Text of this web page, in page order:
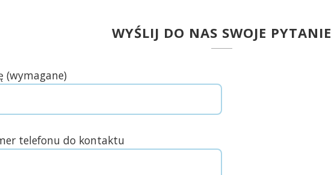
WYŚLIJ DO NAS SWOJE PYTANIE
(wymagane)
telefonu do kontaktu